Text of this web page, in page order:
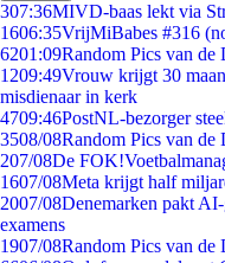
307:36MIVD-baas lekt via
1606:35VrijMiBabes #316
6201:09Random Pics van de
1209:49Vrouw krijgt 30
misdienaar in kerk
4709:46PostNL-bezorger
3508/08Random Pics van de
207/08De
1607/08Meta krijgt half
2007/08Denemarken pakt
examens
1907/08Random Pics van de